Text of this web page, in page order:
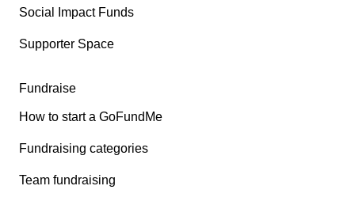
Social Impact Funds
Supporter Space
Fundraise
How to start a GoFundMe
Fundraising categories
Team fundraising